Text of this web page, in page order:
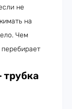
не
на
Чем
трубка